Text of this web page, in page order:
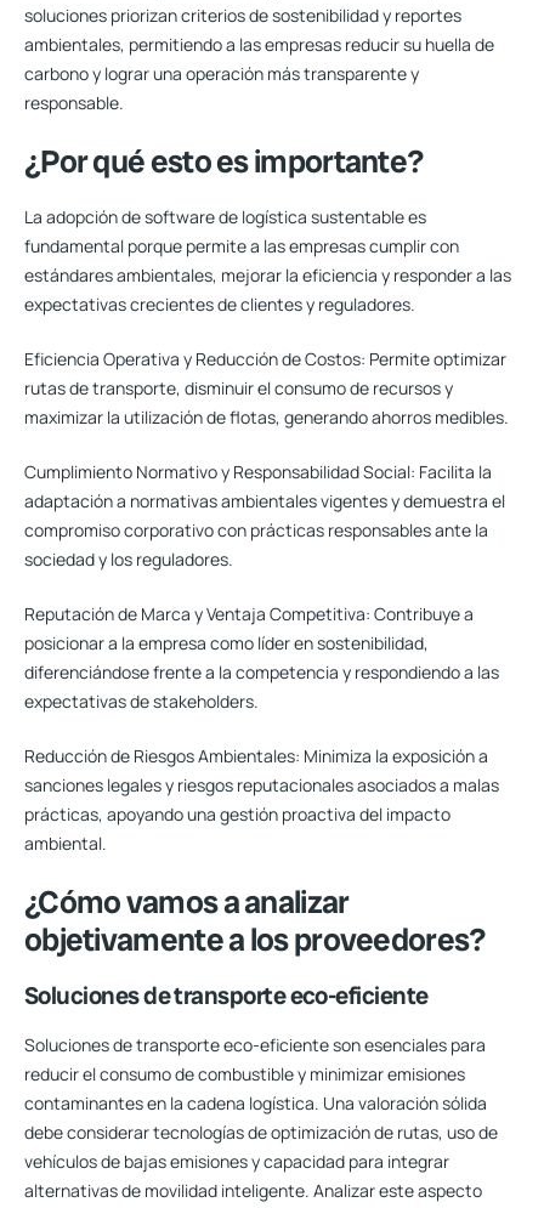
soluciones priorizan criterios de sostenibilidad y reportes
ambientales, permitiendo a las empresas reducir su huella de
carbono y lograr una operación más transparente y
responsable.
¿Por qué esto es importante?
La adopción de software de logística sustentable es
fundamental porque permite a las empresas cumplir con
estándares ambientales, mejorar la eficiencia y responder a las
expectativas crecientes de clientes y reguladores.
Eficiencia Operativa y Reducción de Costos: Permite optimizar
rutas de transporte, disminuir el consumo de recursos y
maximizar la utilización de flotas, generando ahorros medibles.
Cumplimiento Normativo y Responsabilidad Social: Facilita la
adaptación a normativas ambientales vigentes y demuestra el
compromiso corporativo con prácticas responsables ante la
sociedad y los reguladores.
Reputación de Marca y Ventaja Competitiva: Contribuye a
posicionar a la empresa como líder en sostenibilidad,
diferenciándose frente a la competencia y respondiendo a las
expectativas de stakeholders.
Reducción de Riesgos Ambientales: Minimiza la exposición a
sanciones legales y riesgos reputacionales asociados a malas
prácticas, apoyando una gestión proactiva del impacto
ambiental.
¿Cómo vamos a analizar
objetivamente a los proveedores?
Soluciones de transporte eco-eficiente
Soluciones de transporte eco-eficiente son esenciales para
reducir el consumo de combustible y minimizar emisiones
contaminantes en la cadena logística. Una valoración sólida
debe considerar tecnologías de optimización de rutas, uso de
vehículos de bajas emisiones y capacidad para integrar
alternativas de movilidad inteligente. Analizar este aspecto